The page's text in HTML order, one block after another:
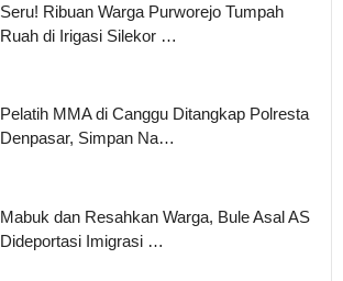
Seru! Ribuan Warga Purworejo Tumpah
Ruah di Irigasi Silekor …
Pelatih MMA di Canggu Ditangkap Polresta
Denpasar, Simpan Na…
Mabuk dan Resahkan Warga, Bule Asal AS
Dideportasi Imigrasi …